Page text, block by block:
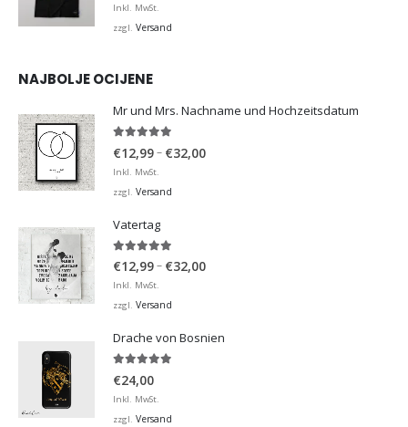
Inkl. MwSt.
zzgl. Versand
NAJBOLJE OCIJENE
Mr und Mrs. Nachname und Hochzeitsdatum
€12,99– €32,00Preisspanne:
Inkl. MwSt.
zzgl. Versand
Vatertag
5.00von 5
€12,99– €32,00Preisspanne:
Inkl. MwSt.
zzgl. Versand
Drache von Bosnien
€24,00
Inkl. MwSt.
zzgl. Versand